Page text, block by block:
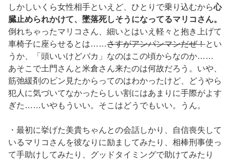
しかしいくら女性相手といえど、ひとりで乗り込むから心
臓止められかけて、墜落死しそうになってるマリコさん。
倒れちゃったマリコさん、細いとはいえ軽々と抱き上げて
車椅子に座らせるとは……さすがアンパンマンだぜ！とい
うか、「頭いいけどバカ」なのはこの頃からなのか……
あそこで土門さんと米倉さん来たのは何故だろう。いや、
筋弛緩剤のビン見たからってのはわかったけど、どうやら
犯人に気づいてなかったらしい割にはあまりに手際がよす
ぎた……いやもういい。そこはどうでもいい。うん。
・最初に挙げた美貴ちゃんとの会話しかり、自信喪失して
いるマリコさんを彼なりに励ましてみたり、相棒刑事使っ
て手助けしてみたり、グッドタイミングで助けてみたり